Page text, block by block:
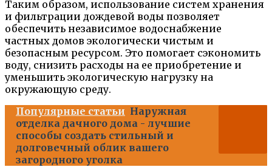
Таким образом, использование систем хранения
и фильтрации дождевой воды позволяет
обеспечить независимое водоснабжение
частных домов экологически чистым и
безопасным ресурсом. Это помогает сэкономить
воду, снизить расходы на ее приобретение и
уменьшить экологическую нагрузку на
окружающую среду.
Популярные статьи Наружная
отделка дачного дома - лучшие
способы создать стильный и
долговечный облик вашего
загородного уголка